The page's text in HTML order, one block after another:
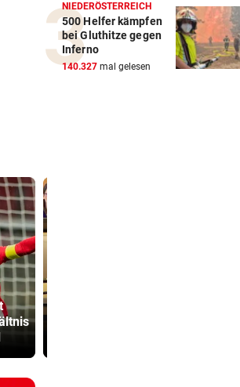
NIEDERÖSTERREICH
500 Helfer kämpfen
bei Gluthitze gegen
Inferno
140.327 mal gelesen